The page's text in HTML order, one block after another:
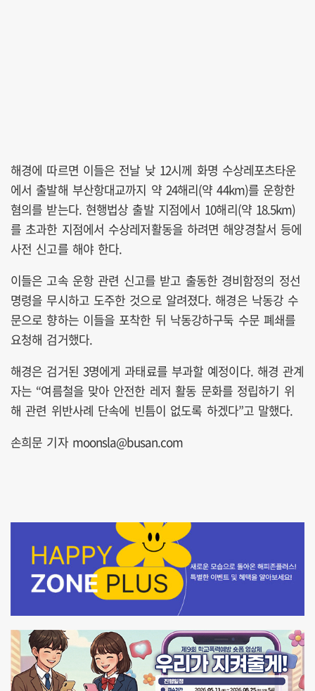
해경에 따르면 이들은 전날 낮 12시께 화명 수상레포츠타운
에서 출발해 부산항대교까지 약 24해리(약 44km)를 운항한
혐의를 받는다. 현행법상 출발 지점에서 10해리(약 18.5km)
를 초과한 지점에서 수상레저활동을 하려면 해양경찰서 등에
사전 신고를 해야 한다.
이들은 고속 운항 관련 신고를 받고 출동한 경비함정의 정선
명령을 무시하고 도주한 것으로 알려졌다. 해경은 낙동강 수
문으로 향하는 이들을 포착한 뒤 낙동강하구둑 수문 폐쇄를
요청해 검거했다.
해경은 검거된 3명에게 과태료를 부과할 예정이다. 해경 관계
자는 “여름철을 맞아 안전한 레저 활동 문화를 정립하기 위
해 관련 위반사례 단속에 빈틈이 없도록 하겠다”고 말했다.
손희문 기자 moonsla@busan.com